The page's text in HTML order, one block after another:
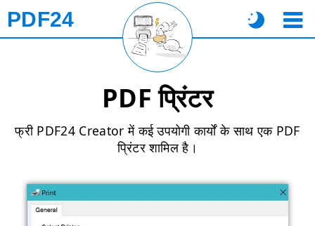
PDF24
PDF प्रिंटर
फ्री PDF24 Creator में कई उपयोगी कार्यों के साथ एक PDF
प्रिंटर शामिल है।